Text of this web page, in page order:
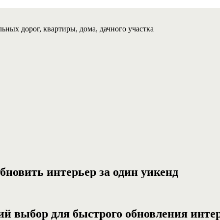
дорог, квартиры, дома, дачного участка
интерьер за один уикенд
для быстрого обновления